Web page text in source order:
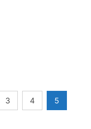
3 4 5